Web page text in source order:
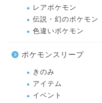
レアポケモン
伝説・幻のポケモン
色違いポケモン
ポケモンスリープ
きのみ
アイテム
イベント